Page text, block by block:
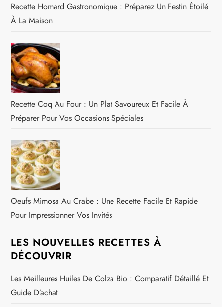
Recette Homard Gastronomique : Préparez Un Festin Étoilé
À La Maison
Recette Coq Au Four : Un Plat Savoureux Et Facile À
Préparer Pour Vos Occasions Spéciales
Oeufs Mimosa Au Crabe : Une Recette Facile Et Rapide
Pour Impressionner Vos Invités
LES NOUVELLES RECETTES À
DÉCOUVRIR
Les Meilleures Huiles De Colza Bio : Comparatif Détaillé Et
Guide D’achat